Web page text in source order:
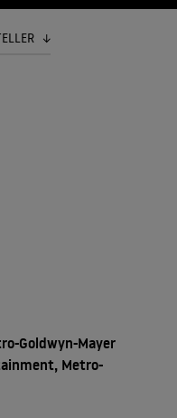
Goldwyn-Mayer
Metro-